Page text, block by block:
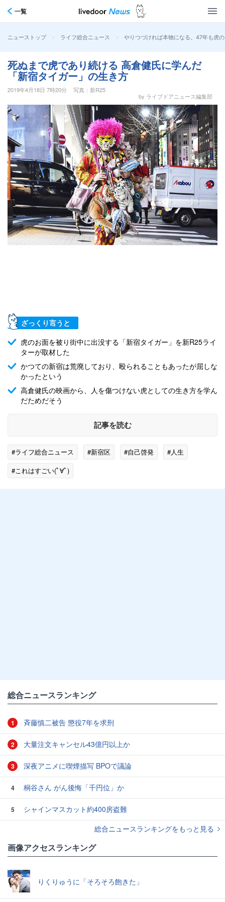
一覧
ニューストップ > ライフ総合ニュース > やりつづければ本物になる。47年も虎
死ぬまで虎であり続ける 高倉健氏に学んだ
「新宿タイガー」の生き方
2019年4月18日 7時20分
写真：新R25
by ライブドアニュース編集部
ざっくり言うと
虎のお面を被り街中に出没する「新宿タイガー」を新R25ライ
ターが取材した
かつての新宿は荒廃しており、殴られることもあったが屈しな
かったという
高倉健氏の映画から、人を傷つけない虎としての生き方を学ん
だためだそう
記事を読む
#ライフ総合ニュース #新宿区 #自己啓発
#人生
#これはすごい(ﾟ∀ﾟ)
総合ニュースランキング
1 斉藤慎二被告 懲役7年を求刑
2 大量注文キャンセル43億円以上か
3 深夜アニメに喫煙描写 BPOで議論
4 桐谷さん がん後悔「千円位」か
5
シャインマスカット約400房盗難
総合ニュースランキングをもっと見る
画像アクセスランキング
りくりゅうに「そろそろ飽きた」